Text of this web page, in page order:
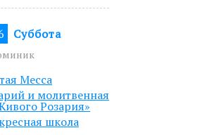
Суббота
Месса
и молитвенная
Розария»
школа